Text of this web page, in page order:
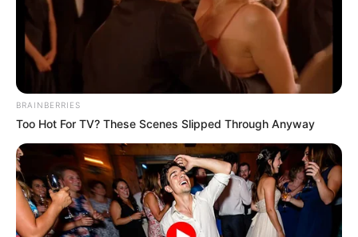
BRAINBERRIES
Too Hot For TV? These Scenes Slipped Through Anyway